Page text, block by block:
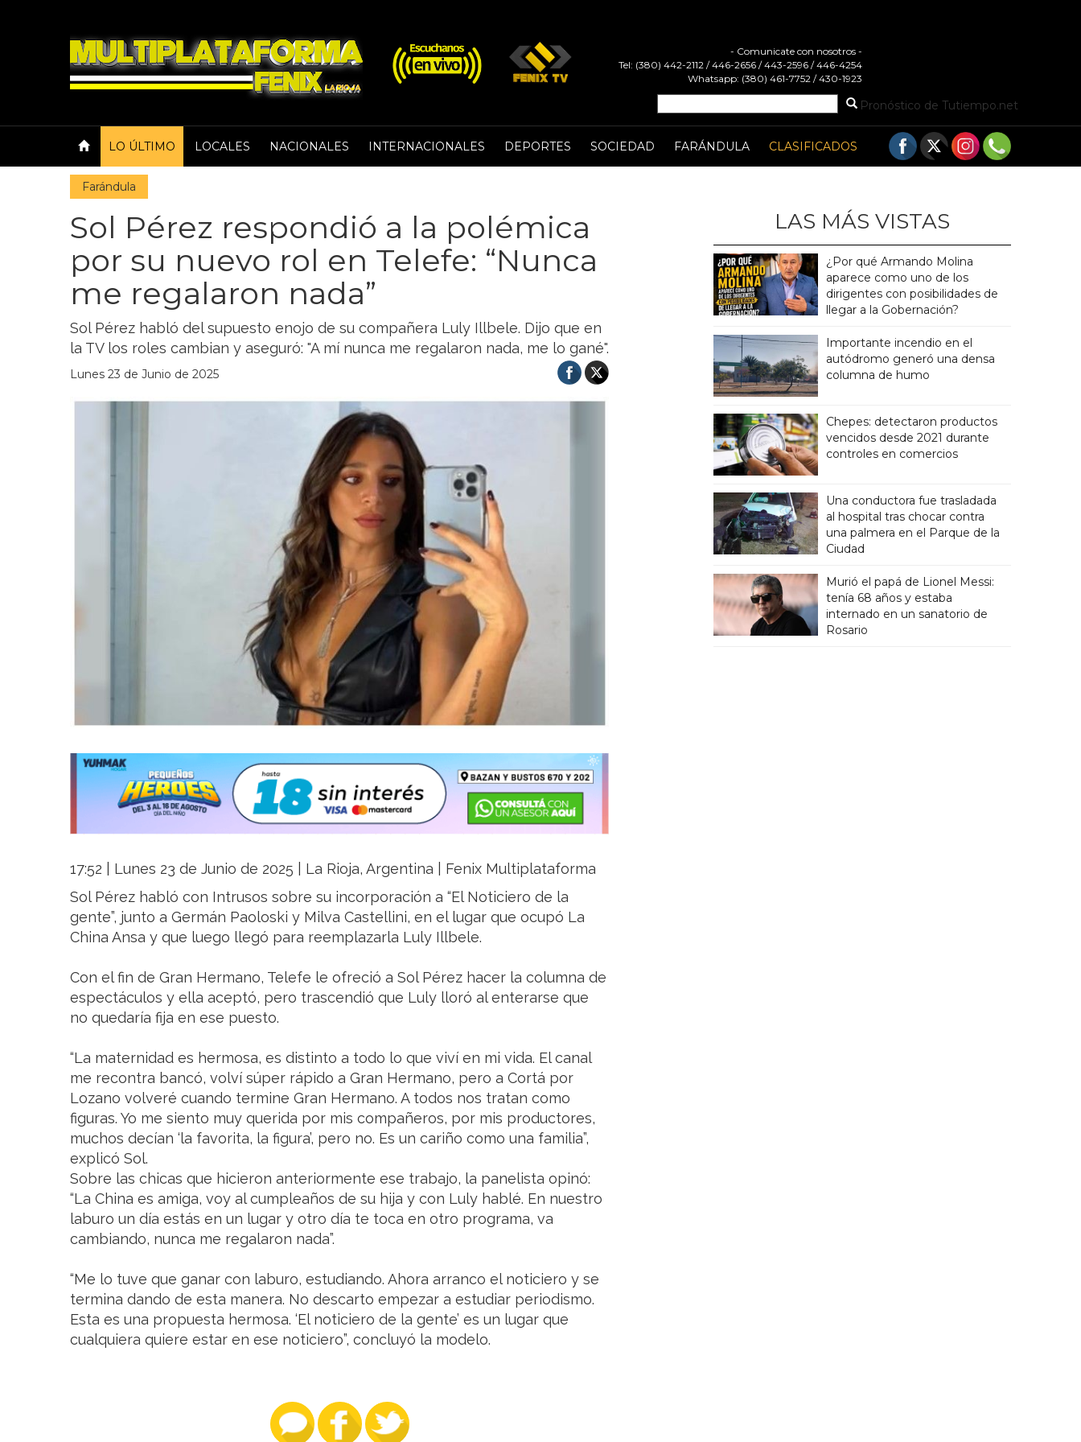
- Comunicate con nosotros -
Tel: (380) 442-2112 / 446-2656 / 443-2596 / 446-4254
Whatsapp: (380) 461-7752 / 430-1923
Pronóstico de Tutiempo.net
LO ÚLTIMO LOCALES NACIONALES INTERNACIONALES DEPORTES SOCIEDAD FARÁNDULA CLASIFICADOS
Farándula
Sol Pérez respondió a la polémica
por su nuevo rol en Telefe: “Nunca
me regalaron nada”
Sol Pérez habló del supuesto enojo de su compañera Luly Illbele. Dijo que en
la TV los roles cambian y aseguró: "A mí nunca me regalaron nada, me lo gané".
Lunes 23 de Junio de 2025
17:52 | Lunes 23 de Junio de 2025 | La Rioja, Argentina | Fenix Multiplataforma
Sol Pérez habló con Intrusos sobre su incorporación a “El Noticiero de la
gente”, junto a Germán Paoloski y Milva Castellini, en el lugar que ocupó La
China Ansa y que luego llegó para reemplazarla Luly Illbele.
Con el fin de Gran Hermano, Telefe le ofreció a Sol Pérez hacer la columna de
espectáculos y ella aceptó, pero trascendió que Luly lloró al enterarse que
no quedaría fija en ese puesto.
“La maternidad es hermosa, es distinto a todo lo que viví en mi vida. El canal
me recontra bancó, volví súper rápido a Gran Hermano, pero a Cortá por
Lozano volveré cuando termine Gran Hermano. A todos nos tratan como
figuras. Yo me siento muy querida por mis compañeros, por mis productores,
muchos decían ‘la favorita, la figura’, pero no. Es un cariño como una familia”,
explicó Sol.
Sobre las chicas que hicieron anteriormente ese trabajo, la panelista opinó:
“La China es amiga, voy al cumpleaños de su hija y con Luly hablé. En nuestro
laburo un día estás en un lugar y otro día te toca en otro programa, va
cambiando, nunca me regalaron nada”.
“Me lo tuve que ganar con laburo, estudiando. Ahora arranco el noticiero y se
termina dando de esta manera. No descarto empezar a estudiar periodismo.
Esta es una propuesta hermosa. ‘El noticiero de la gente’ es un lugar que
cualquiera quiere estar en ese noticiero”, concluyó la modelo.
LAS MÁS VISTAS
¿Por qué Armando Molina
aparece como uno de los
dirigentes con posibilidades de
llegar a la Gobernación?
Importante incendio en el
autódromo generó una densa
columna de humo
Chepes: detectaron productos
vencidos desde 2021 durante
controles en comercios
Una conductora fue trasladada
al hospital tras chocar contra
una palmera en el Parque de la
Ciudad
Murió el papá de Lionel Messi:
tenía 68 años y estaba
internado en un sanatorio de
Rosario